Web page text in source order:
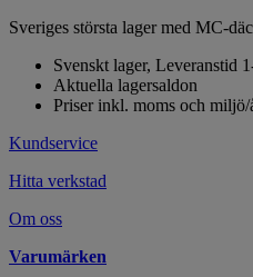
Sveriges största lager med MC-
Svenskt lager, Leveranstid
Aktuella lagersaldon
Priser inkl. moms och
Kundservice
Hitta verkstad
Om oss
Varumärken